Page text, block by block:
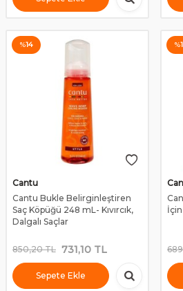
%14
Cantu
Cantu Bukle Belirginleştiren
Saç Köpüğü 248 mL- Kıvırcık,
Dalgalı Saçlar
850,20TL 731,10 TL
Sepete Ekle
%
İçin